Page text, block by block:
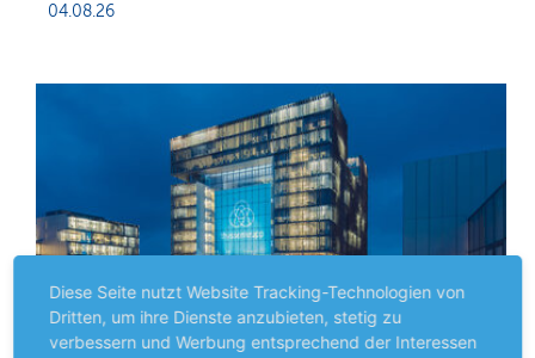
04.08.26
Diese Seite nutzt Website Tracking-Technologien von
Dritten, um ihre Dienste anzubieten, stetig zu
verbessern und Werbung entsprechend der Interessen